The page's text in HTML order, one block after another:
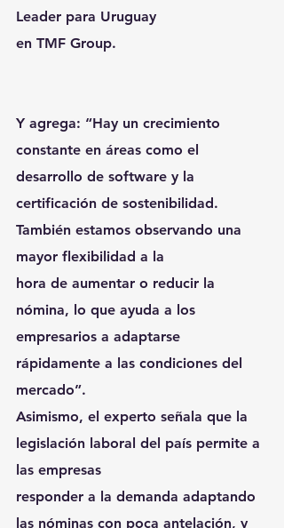
Leader para Uruguay
en TMF Group.
Y agrega: “Hay un crecimiento
constante en áreas como el
desarrollo de software y la
certificación de sostenibilidad.
También estamos observando una
mayor flexibilidad a la
hora de aumentar o reducir la
nómina, lo que ayuda a los
empresarios a adaptarse
rápidamente a las condiciones del
mercado”.
Asimismo, el experto señala que la
legislación laboral del país permite a
las empresas
responder a la demanda adaptando
las nóminas con poca antelación, y